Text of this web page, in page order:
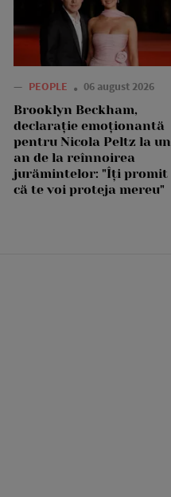
— PEOPLE 06 august 2026
Brooklyn Beckham,
declarație emoționantă
pentru Nicola Peltz la un
an de la reînnoirea
jurămintelor: "Îți promit
că te voi proteja mereu"